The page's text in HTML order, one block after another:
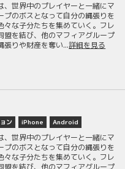
、世界中のプレイヤーと一緒にマ
プのボスとなって自分の縄張りを
々な子分たちを集めていく。フレ
盟を結び、他のマフィアグループ
張りや財産を奪い...詳細を見る
ン iPhone Android
、世界中のプレイヤーと一緒にマ
プのボスとなって自分の縄張りを
々な子分たちを集めていく。フレ